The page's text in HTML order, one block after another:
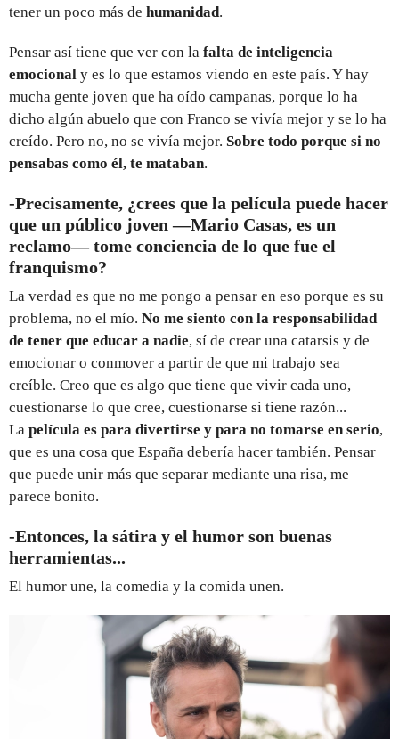
tener un poco más de humanidad.
Pensar así tiene que ver con la falta de inteligencia
emocional y es lo que estamos viendo en este país. Y hay
mucha gente joven que ha oído campanas, porque lo ha
dicho algún abuelo que con Franco se vivía mejor y se lo ha
creído. Pero no, no se vivía mejor. Sobre todo porque si no
pensabas como él, te mataban.
-Precisamente, ¿crees que la película puede hacer
que un público joven —Mario Casas, es un
reclamo— tome conciencia de lo que fue el
franquismo?
La verdad es que no me pongo a pensar en eso porque es su
problema, no el mío. No me siento con la responsabilidad
de tener que educar a nadie, sí de crear una catarsis y de
emocionar o conmover a partir de que mi trabajo sea
creíble. Creo que es algo que tiene que vivir cada uno,
cuestionarse lo que cree, cuestionarse si tiene razón...
La película es para divertirse y para no tomarse en serio,
que es una cosa que España debería hacer también. Pensar
que puede unir más que separar mediante una risa, me
parece bonito.
-Entonces, la sátira y el humor son buenas
herramientas...
El humor une, la comedia y la comida unen.